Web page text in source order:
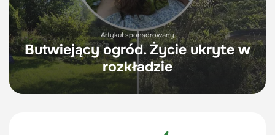
Artykuł sponsorowany
Butwiejący ogród. Życie ukryte w
rozkładzie